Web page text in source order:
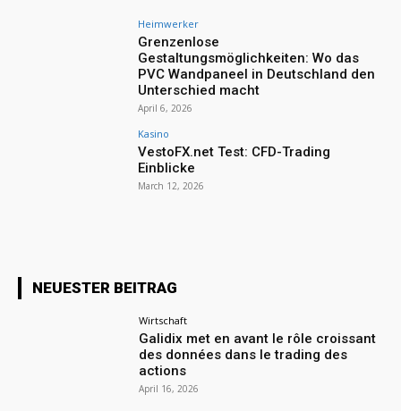
Heimwerker
Grenzenlose
Gestaltungsmöglichkeiten: Wo das
PVC Wandpaneel in Deutschland den
Unterschied macht
April 6, 2026
Kasino
VestoFX.net Test: CFD-Trading
Einblicke
March 12, 2026
NEUESTER BEITRAG
Wirtschaft
Galidix met en avant le rôle croissant
des données dans le trading des
actions
April 16, 2026